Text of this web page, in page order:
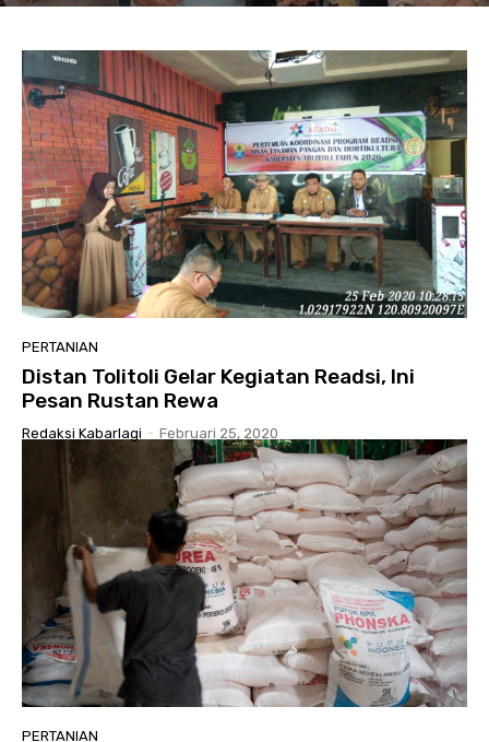
PERTANIAN
Distan Tolitoli Gelar Kegiatan Readsi, Ini
Pesan Rustan Rewa
Redaksi Kabarlagi - Februari 25, 2020
PERTANIAN